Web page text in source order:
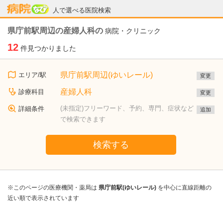
人で選べる医院検索
病院なび
県庁前駅周辺の産婦人科の 病院・クリニック
12 件見つかりました
エリア/駅 県庁前駅周辺(ゆいレール) 変更
診療科目 産婦人科 変更
詳細条件
(未指定)フリーワード、予約、専門、症状など
で検索できます
追加
検索する
※このページの医療機関・薬局は 県庁前駅(ゆいレール) を中心に直線距離の
近い順で表示されています